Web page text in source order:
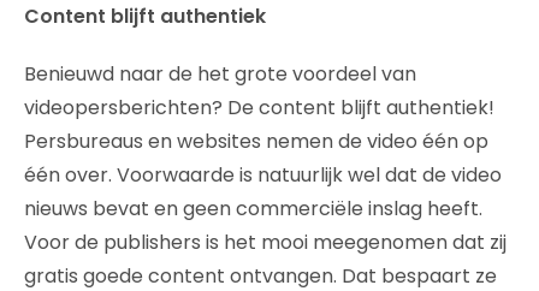
Content blijft authentiek
Benieuwd naar de het grote voordeel van
videopersberichten? De content blijft authentiek!
Persbureaus en websites nemen de video één op
één over. Voorwaarde is natuurlijk wel dat de video
nieuws bevat en geen commerciële inslag heeft.
Voor de publishers is het mooi meegenomen dat zij
gratis goede content ontvangen. Dat bespaart ze